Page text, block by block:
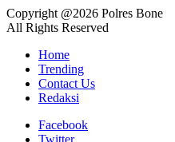
Copyright @2026 Polres Bone
All Rights Reserved
Home
Trending
Contact Us
Redaksi
Facebook